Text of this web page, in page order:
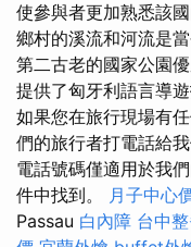
使參與者更加熟悉該
鄉村的溪流和河流是
第二古老的國家公園
提供了匈牙利語言導
如果您在旅行現場有
們的旅行者打電話給
電話號碼僅適用於我
件中找到。 月子中心
Passau 白內障 台中